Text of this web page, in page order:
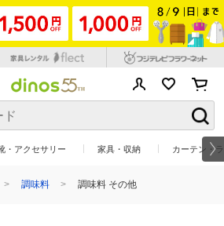
・アクセサリー 家具・収納 カーテン・
調味料 調味料 その他